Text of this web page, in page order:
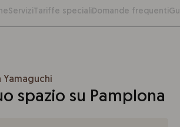
Servizi Tariffe specialiDomande frequenti
Yamaguchi
spazio su Pamplona